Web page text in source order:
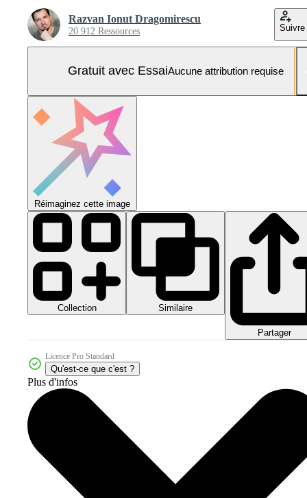
Razvan Ionut Dragomirescu
20 912 Ressources Suivre
Gratuit avec EssaiAucune attribution requise
Réimaginez cette image
Collection Similaire
Partager
Licence Pro Standard
Qu'est-ce que c'est ?
Plus d'infos